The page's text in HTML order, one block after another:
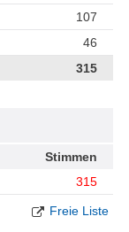
107
46
315
Stimmen
315
Freie Liste